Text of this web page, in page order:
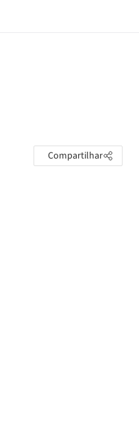
Compartilhar